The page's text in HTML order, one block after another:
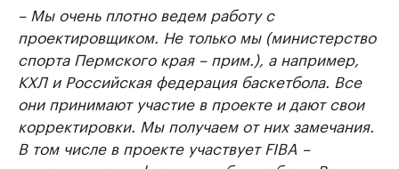
– Мы очень плотно ведем работу с
проектировщиком. Не только мы (министерство
спорта Пермского края – прим.), а например,
КХЛ и Российская федерация баскетбола. Все
они принимают участие в проекте и дают свои
корректировки. Мы получаем от них замечания.
В том числе в проекте участвует FIBA –